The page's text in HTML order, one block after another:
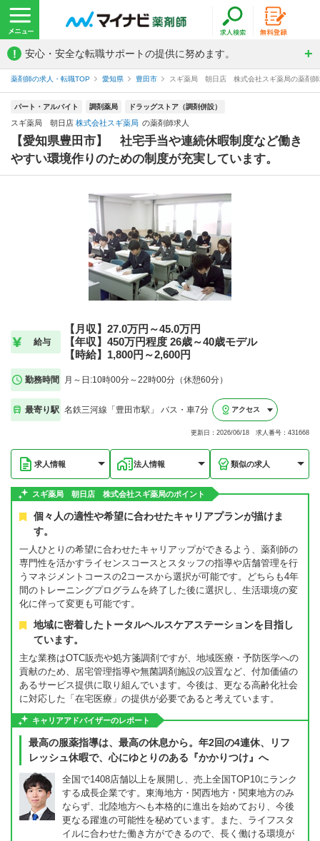
! 安心・安全な転職サポートの提供に努めます。
薬剤師の求人・転職TOP 愛知県 豊田市 スギ薬局 朝日店 株式会社スギ薬局の薬剤師
パート・アルバイト 調剤薬局 ドラッグストア（調剤併設）
スギ薬局 朝日店 株式会社スギ薬局 の薬剤師求人
【愛知県豊田市】 社宅手当や連続休暇制度など働き
やすい環境作りのための制度が充実しています。
給与
【月収】27.0万円～45.0万円
【年収】450万円程度 26歳～40歳モデル
【時給】1,800円～2,600円
勤務時間 月～日:10時00分～22時00分（休憩60分）
最寄り駅 名鉄三河線「豊田市駅」 バス・車7分 アクセス
更新日：2026/06/18 求人番号：431668
求人情報 法人情報 類似の求人
スギ薬局 朝日店 株式会社スギ薬局のポイント
個々人の適性や希望に合わせたキャリアプランが描けま
す。
一人ひとりの希望に合わせたキャリアップができるよう、薬剤師の
専門性を活かすライセンスコースとスタッフの指導や店舗管理を行
うマネジメントコースの2コースから選択が可能です。どちらも4年
間のトレーニングプログラムを終了した後に選択し、生活環境の変
化に伴って変更も可能です。
地域に密着したトータルヘルスケアステーションを目指し
ています。
主な業務はOTC販売や処方箋調剤ですが、地域医療・予防医学への
貢献のため、居宅管理指導や無菌調剤施設の設置など、付加価値の
あるサービス提供に取り組んでいます。今後は、更なる高齢化社会
に対応した「在宅医療」の提供が必要であると考えています。
キャリアアドバイザーのレポート
最高の服薬指導は、最高の休息から。年2回の4連休、リフ
レッシュ休暇で、心にゆとりのある『かかりつけ』へ
全国で1408店舗以上を展開し、売上全国TOP10にランク
する成長企業です。東海地方・関西地方・関東地方のみ
ならず、北陸地方へも本格的に進出を始めており、今後
更なる躍進の可能性を秘めています。また、ライフスタ
イルに合わせた働き方ができるので、長く働ける環境が